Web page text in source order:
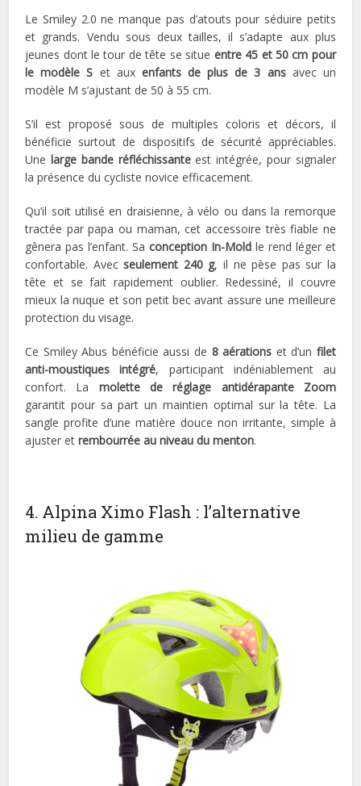
Le Smiley 2.0 ne manque pas d’atouts pour séduire petits
et grands. Vendu sous deux tailles, il s’adapte aux plus
jeunes dont le tour de tête se situe entre 45 et 50 cm pour
le modèle S et aux enfants de plus de 3 ansavec un
modèle M s’ajustant de 50 à 55 cm.
S’il est proposé sous de multiples coloris et décors, il
bénéficie surtout de dispositifs de sécurité appréciables.
Unelarge bande réfléchissanteest intégrée, pour signaler
la présence du cycliste novice efficacement.
Qu’il soit utilisé en draisienne, à vélo ou dans la remorque
tractée par papa ou maman, cet accessoire très fiable ne
gênera pas l’enfant. Saconception In-Mold le rend léger et
confortable. Avecseulement 240 g, il ne pèse pas sur la
tête et se fait rapidement oublier. Redessiné, il couvre
mieux la nuque et son petit bec avant assure une meilleure
protection du visage.
Ce Smiley Abus bénéficie aussi de 8 aérations et d’un filet
anti-moustiques intégré, participant indéniablement au
confort. La molette de réglage antidérapante Zoom
garantit pour sa part un maintien optimal sur la tête. La
sangle profite d’une matière douce non irritante, simple à
ajuster etrembourrée au niveau du menton.
4. Alpina Ximo Flash : l’alternative
milieu de gamme